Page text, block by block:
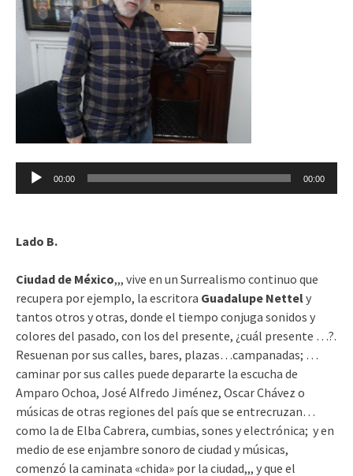
Reproductor
00:00 00:00
Lado B.
Ciudad de México,,, vive en un Surrealismo continuo que
recupera por ejemplo, la escritora Guadalupe Nettely
tantos otros y otras, donde el tiempo conjuga sonidos y
colores del pasado, con los del presente, ¿cuál presente …?.
Resuenan por sus calles, bares, plazas…campanadas; …
caminar por sus calles puede depararte la escucha de
Amparo Ochoa, José Alfredo Jiménez, Oscar Chávez o
músicas de otras regiones del país que se entrecruzan…
como la de Elba Cabrera, cumbias, sones y electrónica; y en
medio de ese enjambre sonoro de ciudad y músicas,
comenzó la caminata «chida» por la ciudad,,, y que el